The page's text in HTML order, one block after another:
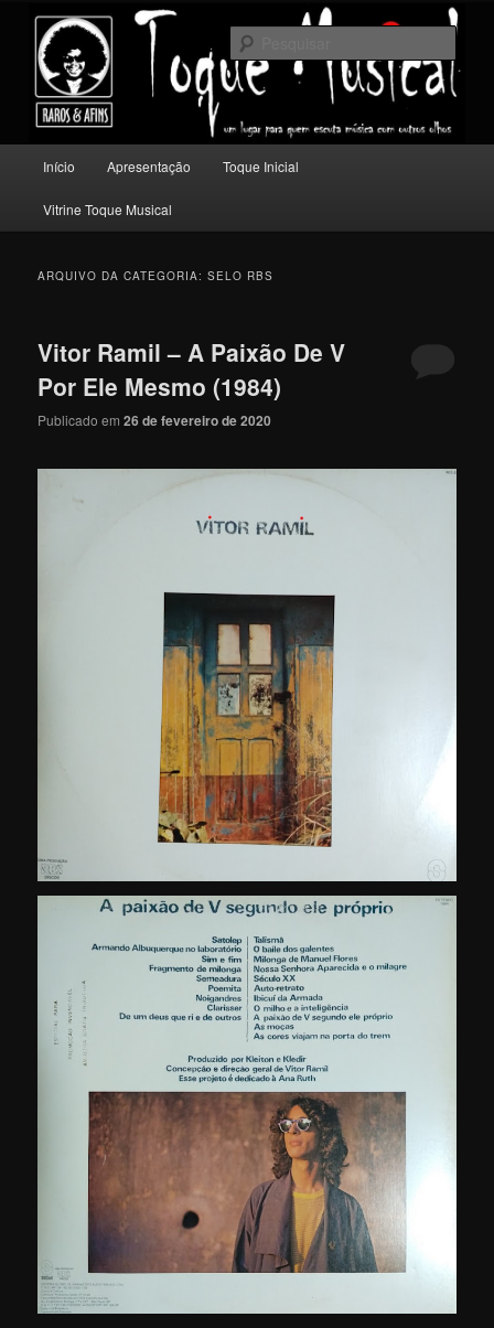
conteúdo
principal
conteúdo
secundário
Toque Musical
Um lugar para quem escuta música com outros olhos.
principal
Início Apresentação Toque Inicial
Vitrine Toque Musical
ARQUIVO DA CATEGORIA:SELO RBS
Vitor Ramil – A Paixão De V
Por Ele Mesmo (1984)
Publicado em26 de fevereiro de 2020